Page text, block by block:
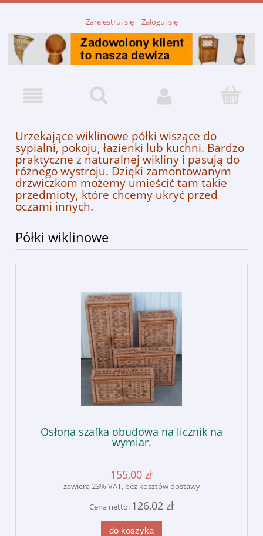
Zarejestruj się Zaloguj się
Urzekające wiklinowe półki wiszące do
sypialni, pokoju, łazienki lub kuchni. Bardzo
praktyczne z naturalnej wikliny i pasują do
różnego wystroju. Dzięki zamontowanym
drzwiczkom możemy umieścić tam takie
przedmioty, które chcemy ukryć przed
oczami innych.
Półki wiklinowe
Osłona szafka obudowa na licznik na
wymiar.
155,00 zł
zawiera 23% VAT, bez kosztów dostawy
Cena netto: 126,02 zł
do koszyka